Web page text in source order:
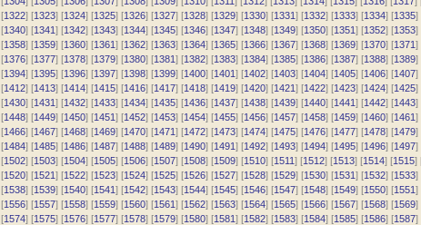
[1322] [1323] [1324] [1325] [1326] [1327] [1328] [1329] [1330] [1331] [1332] [1333] [1334] [1335]
[1340] [1341] [1342] [1343] [1344] [1345] [1346] [1347] [1348] [1349] [1350] [1351] [1352] [1353]
[1358] [1359] [1360] [1361] [1362] [1363] [1364] [1365] [1366] [1367] [1368] [1369] [1370] [1371]
[1376] [1377] [1378] [1379] [1380] [1381] [1382] [1383] [1384] [1385] [1386] [1387] [1388] [1389]
[1394] [1395] [1396] [1397] [1398] [1399] [1400] [1401] [1402] [1403] [1404] [1405] [1406] [1407]
[1412] [1413] [1414] [1415] [1416] [1417] [1418] [1419] [1420] [1421] [1422] [1423] [1424] [1425]
[1430] [1431] [1432] [1433] [1434] [1435] [1436] [1437] [1438] [1439] [1440] [1441] [1442] [1443]
[1448] [1449] [1450] [1451] [1452] [1453] [1454] [1455] [1456] [1457] [1458] [1459] [1460] [1461]
[1466] [1467] [1468] [1469] [1470] [1471] [1472] [1473] [1474] [1475] [1476] [1477] [1478] [1479]
[1484] [1485] [1486] [1487] [1488] [1489] [1490] [1491] [1492] [1493] [1494] [1495] [1496] [1497]
[1502] [1503] [1504] [1505] [1506] [1507] [1508] [1509] [1510] [1511] [1512] [1513] [1514] [1515]
[1520] [1521] [1522] [1523] [1524] [1525] [1526] [1527] [1528] [1529] [1530] [1531] [1532] [1533]
[1538] [1539] [1540] [1541] [1542] [1543] [1544] [1545] [1546] [1547] [1548] [1549] [1550] [1551]
[1556] [1557] [1558] [1559] [1560] [1561] [1562] [1563] [1564] [1565] [1566] [1567] [1568] [1569]
[1574] [1575] [1576] [1577] [1578] [1579] [1580] [1581] [1582] [1583] [1584] [1585] [1586] [1587]